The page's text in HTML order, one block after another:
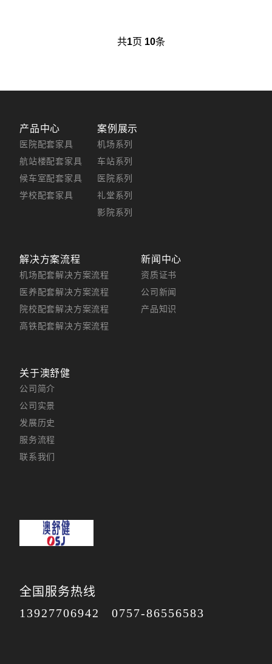
共1页 10条
产品中心
医院配套家具
航站楼配套家具
候车室配套家具
学校配套家具
案例展示
机场系列
车站系列
医院系列
礼堂系列
影院系列
解决方案流程
机场配套解决方案流程
医养配套解决方案流程
院校配套解决方案流程
高铁配套解决方案流程
新闻中心
资质证书
公司新闻
产品知识
关于澳舒健
公司简介
公司实景
发展历史
服务流程
联系我们
全国服务热线
13927706942
0757-86556583